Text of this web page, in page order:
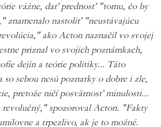
vážne, dať prednosť "tomu, čo by
znamenalo nastoliť "neustávajúcu
ako Acton naznačil vo svojej
priznal vo svojich poznámkach,
dejín a teórie politiky... Táto
sebou nesú poznatky o dobre i zle,
pretože ničí posvätnosť minulosti...
revolučný," spozoroval Acton. "Fakty
a trpezlivo, ak je to možné.